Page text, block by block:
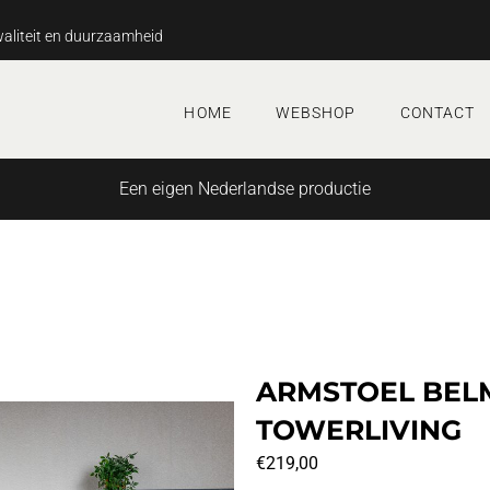
en duurzaamheid
HOME WEBSHOP CONTACT
Een eigen Nederlandse productie
ARMSTOEL
TOWERLIVING
€219,00